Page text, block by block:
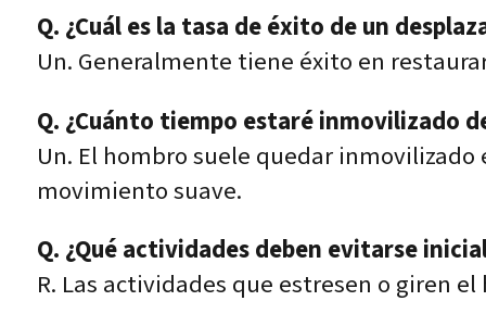
Q. ¿Cuál es la tasa de éxito de un
Un. Generalmente tiene éxito en
Q. ¿Cuánto tiempo estaré inmovilizado
Un. El hombro suele quedar
movimiento suave.
Q. ¿Qué actividades deben evitarse
R. Las actividades que estresen o giren